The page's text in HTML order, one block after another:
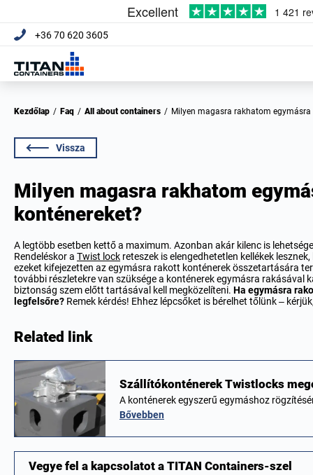
+36 70 620 3605
Kezdőlap / Faq / All about containers / Milyen magasra rakhatom
Vissza
Milyen magasra rakhatom
konténereket?
A legtöbb esetben kettő a maximum. Azonban akár kilenc is
Rendeléskor a Twist lock reteszek is elengedhetetlen kellékek
ezeket kifejezetten az egymásra rakott konténerek összetartására
további részletekre van szüksége a konténerek egymásra rakásával
biztonság szem előtt tartásával kell megközelíteni. Ha egymásra
legfelsőre? Remek kérdés! Ehhez lépcsőket is bérelhet tőlünk –
Related link
Szállítókonténerek Twistlocks
A konténerek egyszerű egymáshoz
Bővebben
Vegye fel a kapcsolatot a TITAN Containers-szel